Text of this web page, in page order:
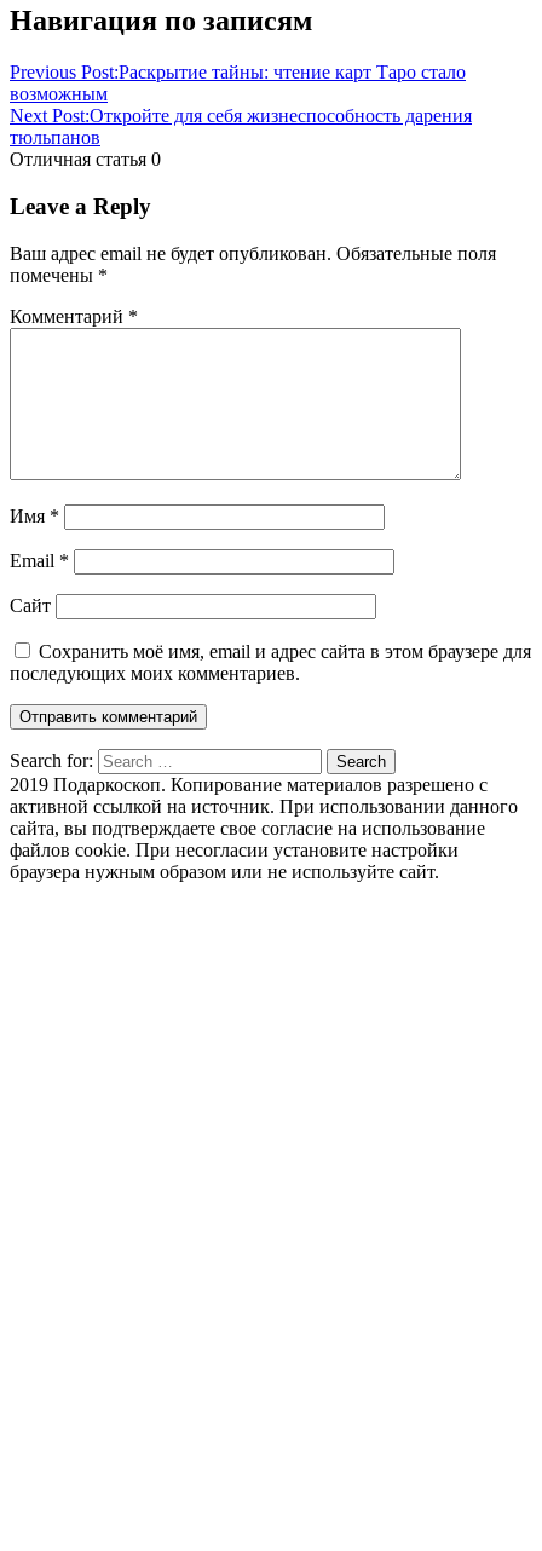
Навигация по записям
Previous Post:Раскрытие тайны: чтение карт Таро стало
возможным
Next Post:Откройте для себя жизнеспособность дарения
тюльпанов
Отличная статья 0
Leave a Reply
Ваш адрес email не будет опубликован. Обязательные поля
помечены *
Комментарий *
Имя *
Email *
Сайт
Сохранить моё имя, email и адрес сайта в этом браузере для
последующих моих комментариев.
Search for: Search
2019 Подаркоскоп. Копирование материалов разрешено с
активной ссылкой на источник. При использовании данного
сайта, вы подтверждаете свое согласие на использование
файлов cookie. При несогласии установите настройки
браузера нужным образом или не используйте сайт.